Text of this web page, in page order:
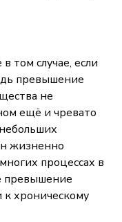
том случае, если
превышение
не
ещё и чревато
жизненно
процессах в
превышение
хроническому